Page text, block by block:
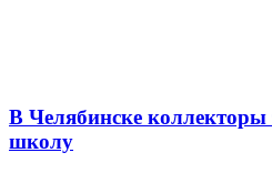
В Челябинске коллекторы
школу